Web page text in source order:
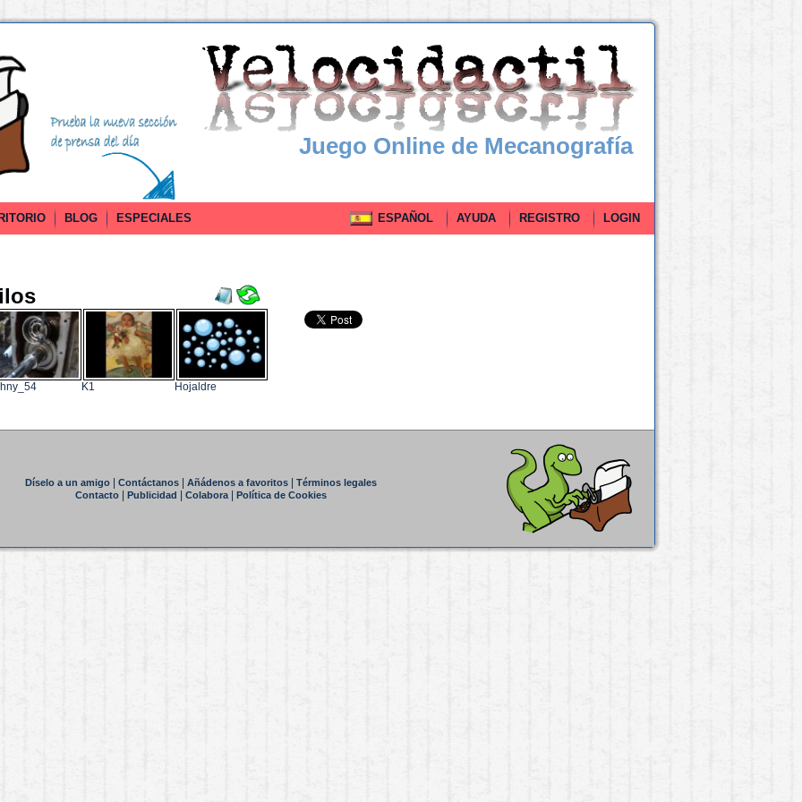
Juego Online de Mecanografía
BLOG ESPECIALES ESPAÑOL AYUDA REGISTRO LOGIN
K1 Hojaldre
Díselo a un amigo| Contáctanos| Añádenos a favoritos|
Términos legales
Contacto| Publicidad Colabora| Política de Cookies